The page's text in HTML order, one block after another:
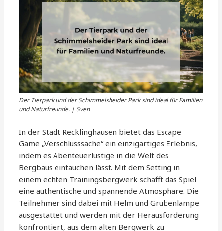
Der Tierpark und der Schimmelsheider Park sind ideal für Familien
und Naturfreunde. | Sven
In der Stadt Recklinghausen bietet das Escape
Game „Verschlusssache“ ein einzigartiges Erlebnis,
indem es Abenteuerlustige in die Welt des
Bergbaus eintauchen lässt. Mit dem Setting in
einem echten Trainingsbergwerk schafft das Spiel
eine authentische und spannende Atmosphäre. Die
Teilnehmer sind dabei mit Helm und Grubenlampe
ausgestattet und werden mit der Herausforderung
konfrontiert, aus dem alten Bergwerk zu